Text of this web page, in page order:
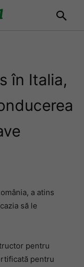
în Italia,
a atins
să le
pentru
pentru